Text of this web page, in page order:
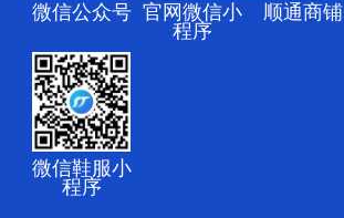
微信公众号 官网微信小
程序
顺通商铺
微信鞋服小
程序